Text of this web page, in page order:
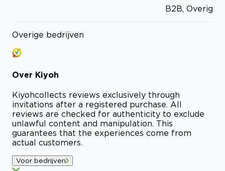
B2B, Overig
Overige bedrijven
Over Kiyoh
Kiyohcollects reviews exclusively through
invitations after a registered purchase. All
reviews are checked for authenticity to exclude
unlawful content and manipulation. This
guarantees that the experiences come from
actual customers.
Voor bedrijven